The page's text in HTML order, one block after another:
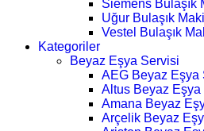
Siemens Bulaşık
Uğur Bulaşık
Vestel Bulaşık
Kategoriler
Beyaz Eşya Servisi
AEG Beyaz Eşya
Altus Beyaz Eşya
Amana Beyaz
Arçelik Beyaz